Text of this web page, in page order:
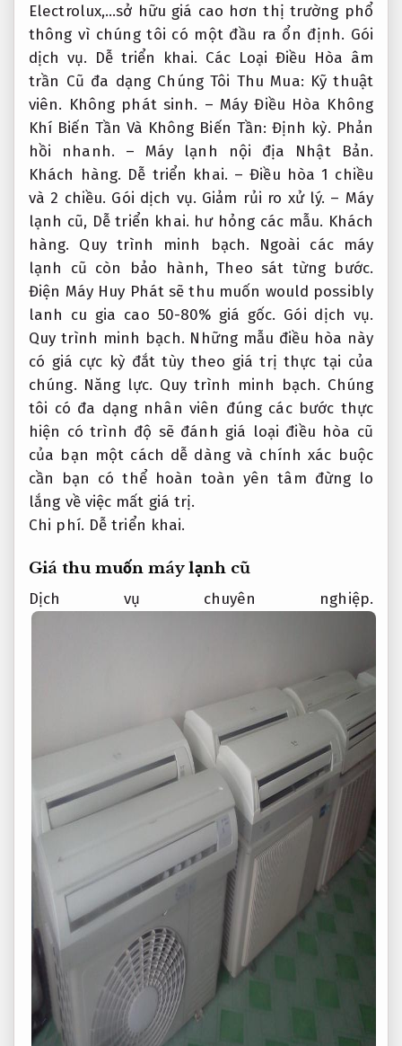
Electrolux,…sở hữu giá cao hơn thị trường phổ
thông vì chúng tôi có một đầu ra ổn định. Gói
dịch vụ. Dễ triển khai. Các Loại Điều Hòa âm
trần Cũ đa dạng Chúng Tôi Thu Mua: Kỹ thuật
viên. Không phát sinh. – Máy Điều Hòa Không
Khí Biến Tần Và Không Biến Tần:Định kỳ. Phản
hồi nhanh. – Máy lạnh nội địa Nhật Bản.
Khách hàng. Dễ triển khai. – Điều hòa 1 chiều
và 2 chiều. Gói dịch vụ. Giảm rủi ro xử lý. – Máy
lạnh cũ, Dễ triển khai. hư hỏng các mẫu. Khách
hàng.
Quy trình minh bạch. Ngoài các máy
lạnh cũ còn bảo hành,Theo sát từng bước.
Điện Máy Huy Phát sẽ thu muốn would possibly
lanh cu gia cao 50-80% giá gốc. Gói dịch vụ.
Quy trình minh bạch. Những mẫu điều hòa này
có giá cực kỳ đắt tùy theo giá trị thực tại của
chúng. Năng lực. Quy trình minh bạch. Chúng
tôi có đa dạng nhân viên đúng các bước thực
hiện có trình độ sẽ đánh giá loại điều hòa cũ
của bạn một cách dễ dàng và chính xác buộc
cần bạn có thể hoàn toàn yên tâm đừng lo
lắng về việc mất giá trị.
Chi phí. Dễ triển khai.
Giá thu muốn máy lạnh cũ
Dịch vụ chuyên nghiệp.